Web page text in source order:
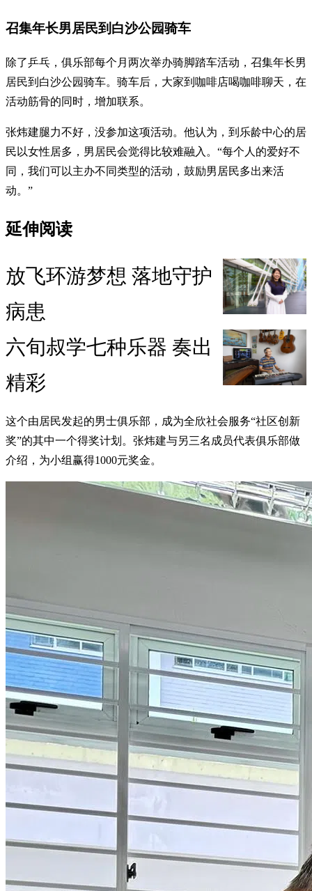
召集年长男居民到白沙公园骑车
除了乒乓，俱乐部每个月两次举办骑脚踏车活动，召集年长男
居民到白沙公园骑车。骑车后，大家到咖啡店喝咖啡聊天，在
活动筋骨的同时，增加联系。
张炜建腿力不好，没参加这项活动。他认为，到乐龄中心的居
民以女性居多，男居民会觉得比较难融入。“每个人的爱好不
同，我们可以主办不同类型的活动，鼓励男居民多出来活
动。”
延伸阅读
放飞环游梦想 落地守护
病患
六旬叔学七种乐器 奏出
精彩
这个由居民发起的男士俱乐部，成为全欣社会服务“社区创新
奖”的其中一个得奖计划。张炜建与另三名成员代表俱乐部做
介绍，为小组赢得1000元奖金。